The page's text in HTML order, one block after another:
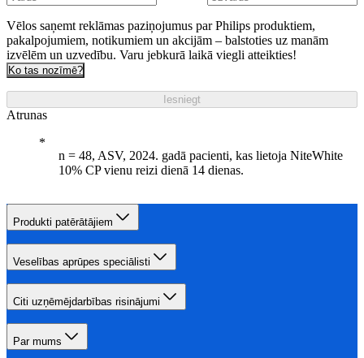
Vēlos saņemt reklāmas paziņojumus par Philips produktiem,
pakalpojumiem, notikumiem un akcijām – balstoties uz manām
izvēlēm un uzvedību. Varu jebkurā laikā viegli atteikties!
Ko tas nozīmē?
Iesniegt
Atrunas
n = 48, ASV, 2024. gadā pacienti, kas lietoja NiteWhite
10% CP vienu reizi dienā 14 dienas.
Produkti patērātājiem
Veselības aprūpes speciālisti
Citi uzņēmējdarbības risinājumi
Par mums